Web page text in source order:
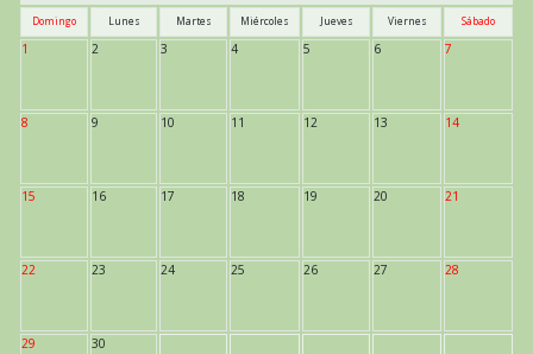
Domingo Lunes Martes Miércoles Jueves Viernes Sábado
1 2 3 4 5 6 7
8 9 10 11 12 13 14
15 16 17 18 19 20 21
22 23 24 25 26 27 28
29 30